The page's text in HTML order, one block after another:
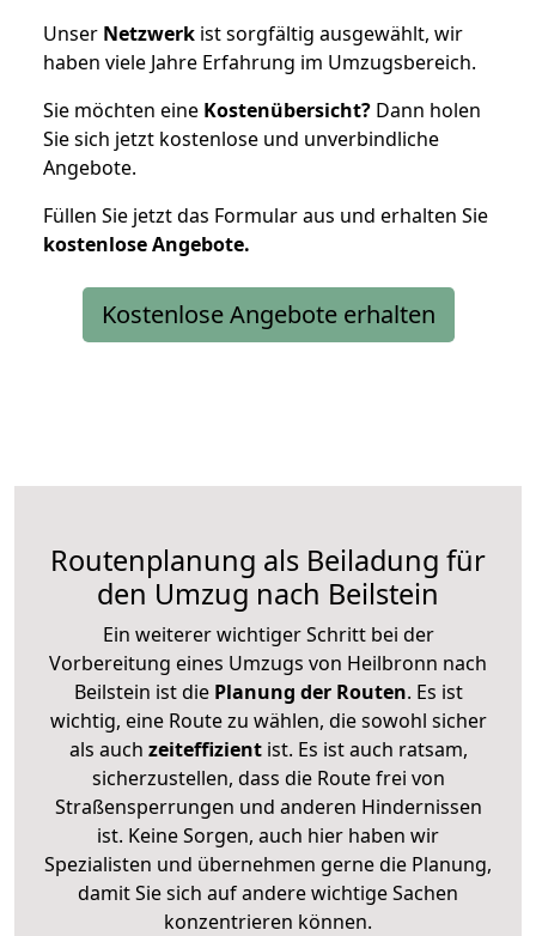
Unser Netzwerk ist sorgfältig ausgewählt, wir
haben viele Jahre Erfahrung im Umzugsbereich.
Sie möchten eine Kostenübersicht? Dann holen
Sie sich jetzt kostenlose und unverbindliche
Angebote.
Füllen Sie jetzt das Formular aus und erhalten Sie
kostenloseAngebote.
Kostenlose Angebote erhalten
Routenplanung als Beiladung für
den Umzug nach Beilstein
Ein weiterer wichtiger Schritt bei der
Vorbereitung eines Umzugs von Heilbronn nach
Beilstein ist diePlanung der Routen. Es ist
wichtig, eine Route zu wählen, die sowohl sicher
als auch zeiteffizientist. Es ist auch ratsam,
sicherzustellen, dass die Route frei von
Straßensperrungen und anderen Hindernissen
ist. Keine Sorgen, auch hier haben wir
Spezialisten und übernehmen gerne die Planung,
damit Sie sich auf andere wichtige Sachen
konzentrieren können.